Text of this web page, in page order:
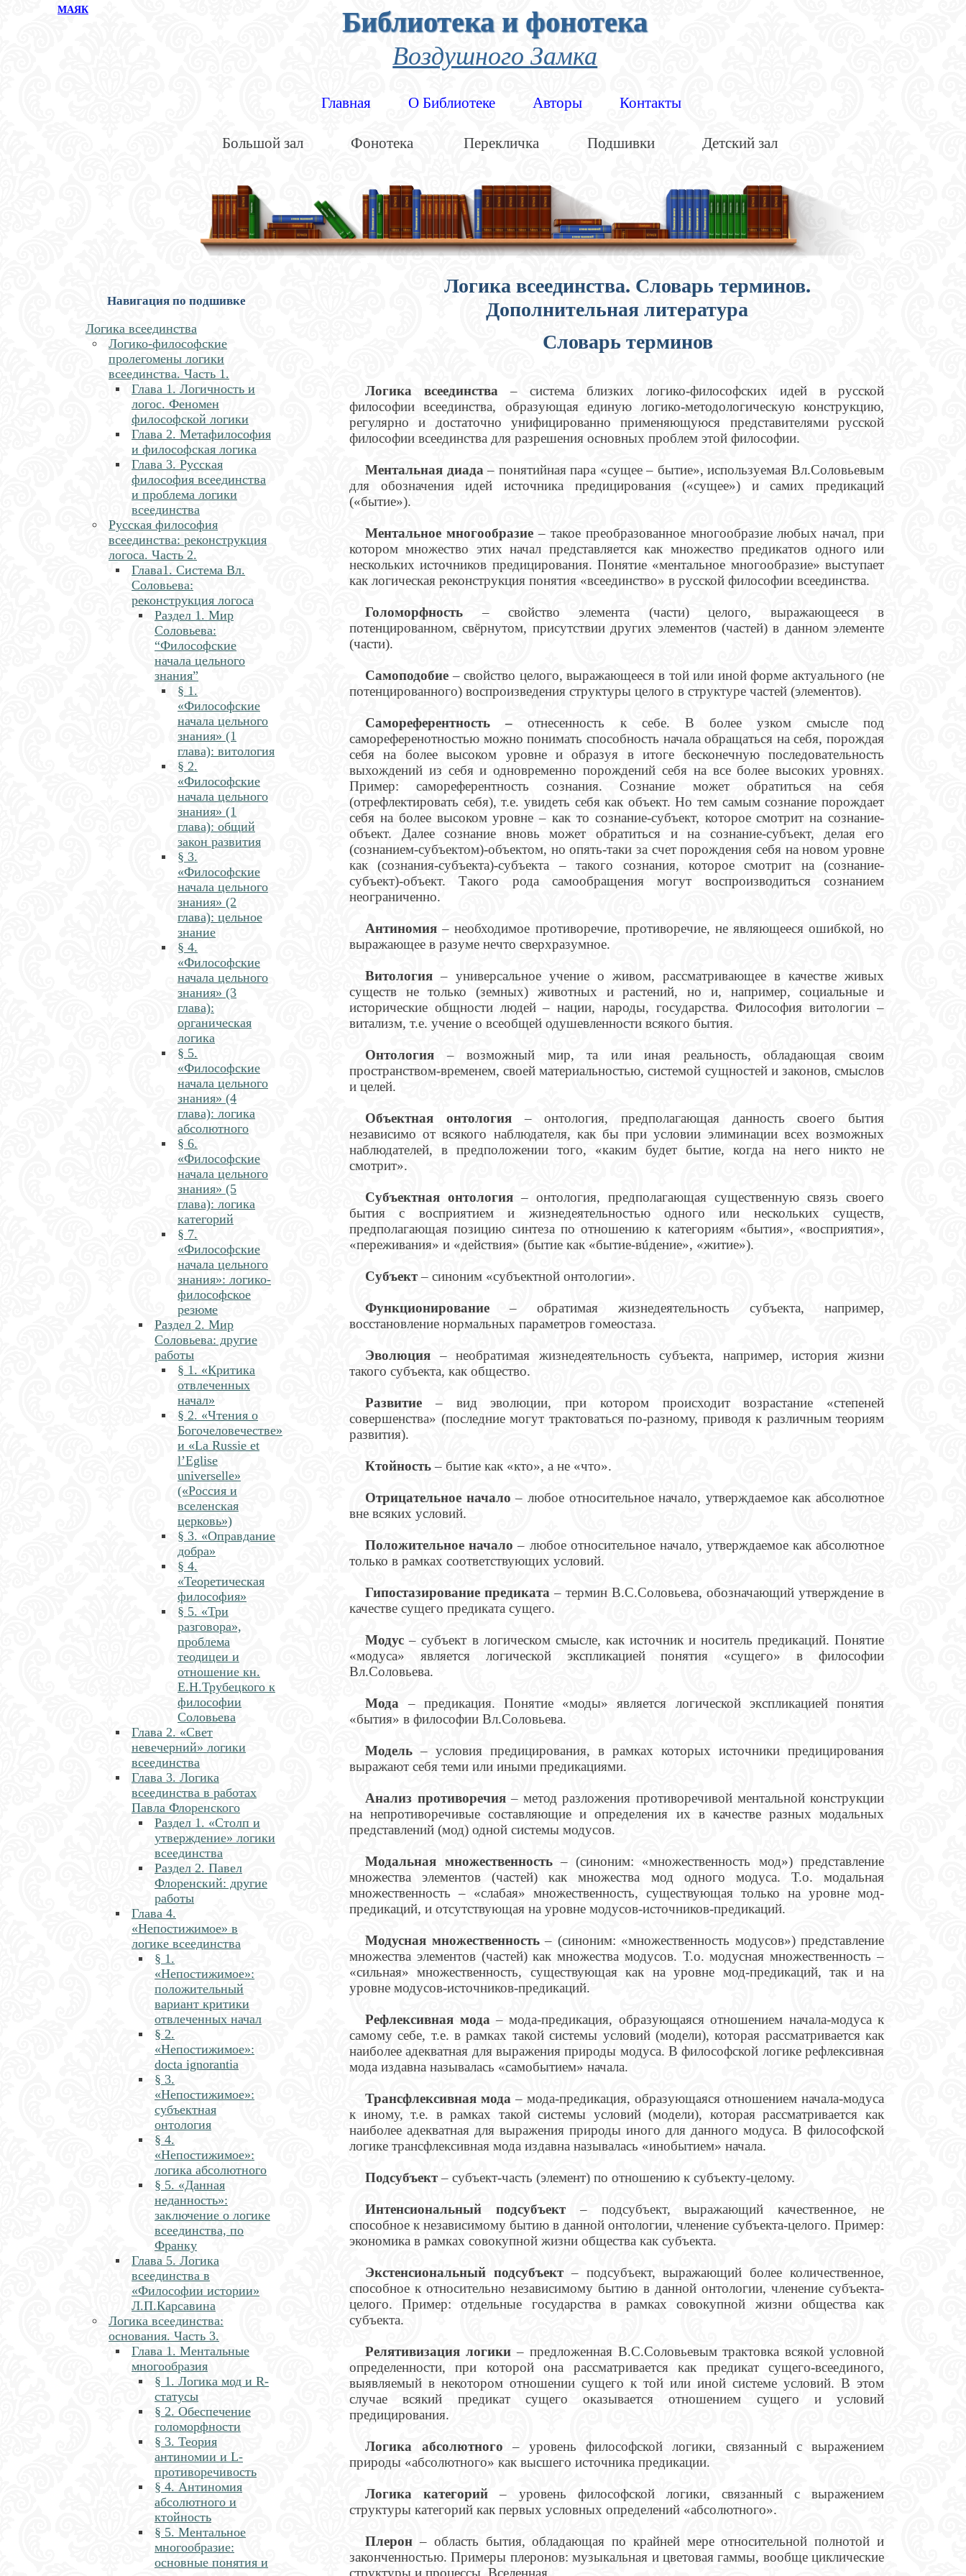
МАЯК Библиотека и фонотека
Воздушного Замка
Главная О Библиотеке Авторы Контакты
Большой зал Фонотека Перекличка Подшивки Детский зал
Навигация по подшивке
Логика всеединства
Логико-философские
пролегомены логики
всеединства. Часть 1.
Глава 1. Логичность и
логос. Феномен
философской логики
Глава 2. Метафилософия
и философская логика
Глава 3. Русская
философия всеединства
и проблема логики
всеединства
Русская философия
всеединства: реконструкция
логоса. Часть 2.
Глава1. Система Вл.
Соловьева:
реконструкция логоса
Раздел 1. Мир
Соловьева:
“Философские
начала цельного
знания”
§ 1.
«Философские
начала цельного
знания» (1
глава): витология
§ 2.
«Философские
начала цельного
знания» (1
глава): общий
закон развития
§ 3.
«Философские
начала цельного
знания» (2
глава): цельное
знание
§ 4.
«Философские
начала цельного
знания» (3
глава):
органическая
логика
§ 5.
«Философские
начала цельного
знания» (4
глава): логика
абсолютного
§ 6.
«Философские
начала цельного
знания» (5
глава): логика
категорий
§ 7.
«Философские
начала цельного
знания»: логико-
философское
резюме
Раздел 2. Мир
Соловьева: другие
работы
§ 1. «Критика
отвлеченных
начал»
§ 2. «Чтения о
Богочеловечестве»
и «La Russie et
l’Eglise
universelle»
(«Россия и
вселенская
церковь»)
§ 3. «Оправдание
добра»
§ 4.
«Теоретическая
философия»
§ 5. «Три
разговора»,
проблема
теодицеи и
отношение кн.
Е.Н.Трубецкого к
философии
Соловьева
Глава 2. «Свет
невечерний» логики
всеединства
Глава 3. Логика
всеединства в работах
Павла Флоренского
Раздел 1. «Столп и
утверждение» логики
всеединства
Раздел 2. Павел
Флоренский: другие
работы
Глава 4.
«Непостижимое» в
логике всеединства
§ 1.
«Непостижимое»:
положительный
вариант критики
отвлеченных начал
§ 2.
«Непостижимое»:
docta ignorantia
§ 3.
«Непостижимое»:
субъектная
онтология
§ 4.
«Непостижимое»:
логика абсолютного
§ 5. «Данная
неданность»:
заключение о логике
всеединства, по
Франку
Глава 5. Логика
всеединства в
«Философии истории»
Л.П.Карсавина
Логика всеединства:
основания. Часть 3.
Глава 1. Ментальные
многообразия
§ 1. Логика мод и R-
статусы
§ 2. Обеспечение
голоморфности
§ 3. Теория
антиномии и L-
противоречивость
§ 4. Антиномия
абсолютного и
ктойность
§ 5. Ментальное
многообразие:
основные понятия и
Логика всеединства. Словарь терминов.
Дополнительная литература
Словарь терминов
Логика всеединства – система близких логико-философских идей в русской
философии всеединства, образующая единую логико-методологическую конструкцию,
регулярно и достаточно унифицированно применяющуюся представителями русской
философии всеединства для разрешения основных проблем этой философии.
Ментальная диада – понятийная пара «сущее – бытие», используемая Вл.Соловьевым
для обозначения идей источника предицирования («сущее») и самих предикаций
(«бытие»).
Ментальное многообразие – такое преобразованное многообразие любых начал, при
котором множество этих начал представляется как множество предикатов одного или
нескольких источников предицирования. Понятие «ментальное многообразие» выступает
как логическая реконструкция понятия «всеединство» в русской философии всеединства.
Голоморфность – свойство элемента (части) целого, выражающееся в
потенцированном, свёрнутом, присутствии других элементов (частей) в данном элементе
(части).
Самоподобие – свойство целого, выражающееся в той или иной форме актуального (не
потенцированного) воспроизведения структуры целого в структуре частей (элементов).
Самореферентность – отнесенность к себе. В более узком смысле под
самореференотностью можно понимать способность начала обращаться на себя, порождая
себя на более высоком уровне и образуя в итоге бесконечную последовательность
выхождений из себя и одновременно порождений себя на все более высоких уровнях.
Пример: самореферентность сознания. Сознание может обратиться на себя
(отрефлектировать себя), т.е. увидеть себя как объект. Но тем самым сознание порождает
себя на более высоком уровне – как то сознание-субъект, которое смотрит на сознание-
объект. Далее сознание вновь может обратиться и на сознание-субъект, делая его
(сознанием-субъектом)-объектом, но опять-таки за счет порождения себя на новом уровне
как (сознания-субъекта)-субъекта – такого сознания, которое смотрит на (сознание-
субъект)-объект. Такого рода самообращения могут воспроизводиться сознанием
неограниченно.
Антиномия – необходимое противоречие, противоречие, не являющееся ошибкой, но
выражающее в разуме нечто сверхразумное.
Витология – универсальное учение о живом, рассматривающее в качестве живых
существ не только (земных) животных и растений, но и, например, социальные и
исторические общности людей – нации, народы, государства. Философия витологии –
витализм, т.е. учение о всеобщей одушевленности всякого бытия.
Онтология – возможный мир, та или иная реальность, обладающая своим
пространством-временем, своей материальностью, системой сущностей и законов, смыслов
и целей.
Объектная онтология– онтология, предполагающая данность своего бытия
независимо от всякого наблюдателя, как бы при условии элиминации всех возможных
наблюдателей, в предположении того, «каким будет бытие, когда на него никто не
смотрит».
Субъектная онтология – онтология, предполагающая существенную связь своего
бытия с восприятием и жизнедеятельностью одного или нескольких существ,
предполагающая позицию синтеза по отношению к категориям «бытия», «восприятия»,
«переживания» и «действия» (бытие как «бытие-вúдение», «житие»).
Субъект– синоним «субъектной онтологии».
Функционирование – обратимая жизнедеятельность субъекта, например,
восстановление нормальных параметров гомеостаза.
Эволюция – необратимая жизнедеятельность субъекта, например, история жизни
такого субъекта, как общество.
Развитие – вид эволюции, при котором происходит возрастание «степеней
совершенства» (последние могут трактоваться по-разному, приводя к различным теориям
развития).
Ктойность– бытие как «кто», а не «что».
Отрицательное начало – любое относительное начало, утверждаемое как абсолютное
вне всяких условий.
Положительное начало – любое относительное начало, утверждаемое как абсолютное
только в рамках соответствующих условий.
Гипостазирование предиката – термин В.С.Соловьева, обозначающий утверждение в
качестве сущего предиката сущего.
Модус – субъект в логическом смысле, как источник и носитель предикаций. Понятие
«модуса» является логической экспликацией понятия «сущего» в философии
Вл.Соловьева.
Мода – предикация. Понятие «моды» является логической экспликацией понятия
«бытия» в философии Вл.Соловьева.
Модель – условия предицирования, в рамках которых источники предицирования
выражают себя теми или иными предикациями.
Анализ противоречия– метод разложения противоречивой ментальной конструкции
на непротиворечивые составляющие и определения их в качестве разных модальных
представлений (мод) одной системы модусов.
Модальная множественность– (синоним: «множественность мод») представление
множества элементов (частей) как множества мод одного модуса. Т.о. модальная
множественность – «слабая» множественность, существующая только на уровне мод-
предикаций, и отсутствующая на уровне модусов-источников-предикаций.
Модусная множественность– (синоним: «множественность модусов») представление
множества элементов (частей) как множества модусов. Т.о. модусная множественность –
«сильная» множественность, существующая как на уровне мод-предикаций, так и на
уровне модусов-источников-предикаций.
Рефлексивная мода – мода-предикация, образующаяся отношением начала-модуса к
самому себе, т.е. в рамках такой системы условий (модели), которая рассматривается как
наиболее адекватная для выражения природы модуса. В философской логике рефлексивная
мода издавна называлась «самобытием» начала.
Трансфлексивная мода – мода-предикация, образующаяся отношением начала-модуса
к иному, т.е. в рамках такой системы условий (модели), которая рассматривается как
наиболее адекватная для выражения природы иного для данного модуса. В философской
логике трансфлексивная мода издавна называлась «инобытием» начала.
Подсубъект – субъект-часть (элемент) по отношению к субъекту-целому.
Интенсиональный подсубъект – подсубъект, выражающий качественное, не
способное к независимому бытию в данной онтологии, членение субъекта-целого. Пример:
экономика в рамках совокупной жизни общества как субъекта.
Экстенсиональный подсубъект – подсубъект, выражающий более количественное,
способное к относительно независимому бытию в данной онтологии, членение субъекта-
целого. Пример: отдельные государства в рамках совокупной жизни общества как
субъекта.
Релятивизация логики – предложенная В.С.Соловьевым трактовка всякой условной
определенности, при которой она рассматривается как предикат сущего-всеединого,
выявляемый в некотором отношении сущего к той или иной системе условий. В этом
случае всякий предикат сущего оказывается отношением сущего и условий
предицирования.
Логика абсолютного – уровень философской логики, связанный с выражением
природы «абсолютного» как высшего источника предикации.
Логика категорий – уровень философской логики, связанный с выражением
структуры категорий как первых условных определений «абсолютного».
Плерон – область бытия, обладающая по крайней мере относительной полнотой и
законченностью. Примеры плеронов: музыкальная и цветовая гаммы, вообще циклические
структуры и процессы, Вселенная.